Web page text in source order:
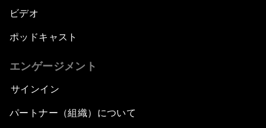
ビデオ
ポッドキャスト
エンゲージメント
サインイン
パートナー（組織）について